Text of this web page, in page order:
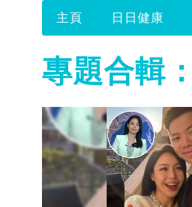
主頁 日日健康
專題合輯：